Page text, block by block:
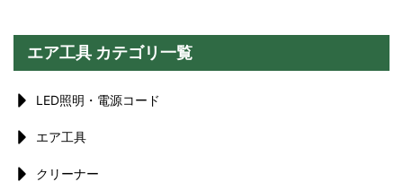
エア工具 カテゴリ一覧
LED照明・電源コード
エア工具
クリーナー